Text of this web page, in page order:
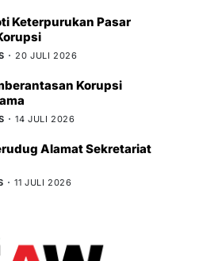
Keterpurukan Pasar
20 JULI 2026
Korupsi
14 JULI 2026
Alamat Sekretariat
11 JULI 2026